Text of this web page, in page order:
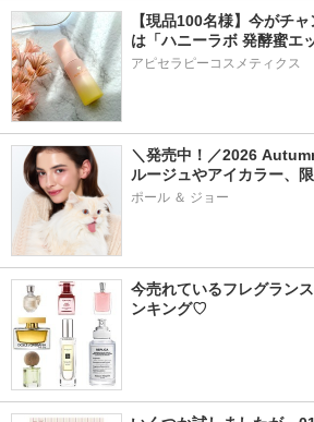
【現品100名様】今がチ
は「ハニーラボ 発酵蜜エ
アピセラピーコスメティクス
＼発売中！／2026
ルージュやアイカラー、
ポール ＆ ジョー
今売れているフレグラン
ンキング♡